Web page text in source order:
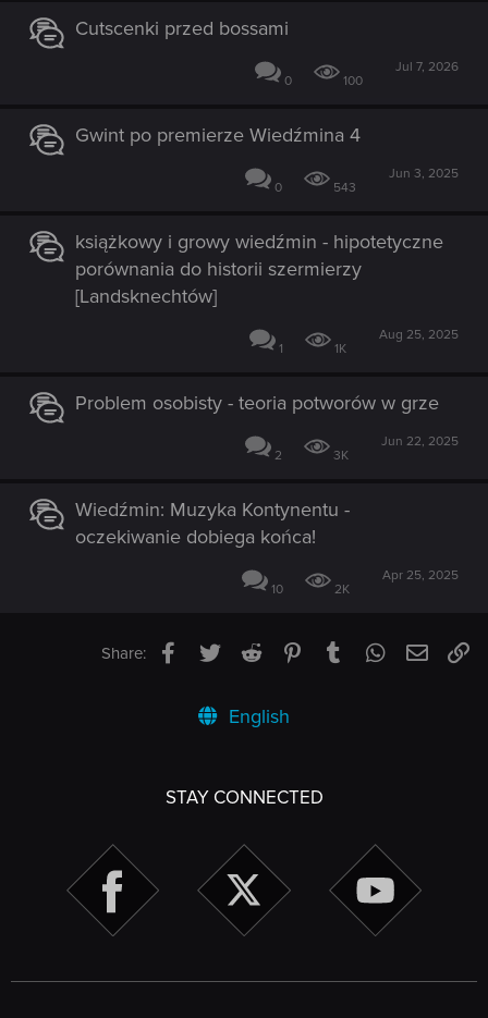
Cutscenki przed bossami
0 100
Jul 7, 2026
Gwint po premierze Wiedźmina 4
0 543
Jun 3, 2025
książkowy i growy wiedźmin - hipotetyczne
porównania do historii szermierzy
[Landsknechtów]
1 1K
Aug 25, 2025
Problem osobisty - teoria potworów w grze
2 3K
Jun 22, 2025
Wiedźmin: Muzyka Kontynentu -
oczekiwanie dobiega końca!
10 2K
Apr 25, 2025
Share: Facebook
TwitterReddit PinterestTumblrWhatsApp
Email
English
STAY CONNECTED